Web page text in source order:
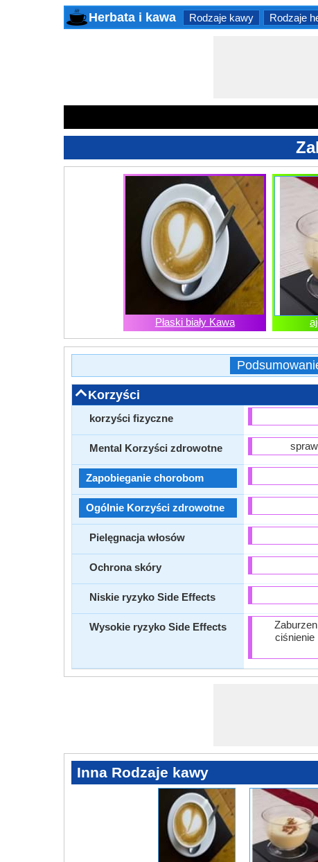
Herbata i kawa Rodzaje kawy Rodzaje
Płaski biały Kawa
Korzyści
korzyści fizyczne
Mental Korzyści zdrowotne
Zapobieganie chorobom
Ogólnie Korzyści zdrowotne
Pielęgnacja włosów
Ochrona skóry
Niskie ryzyko Side Effects
Wysokie ryzyko Side Effects
ciśnienie
Inna Rodzaje kawy